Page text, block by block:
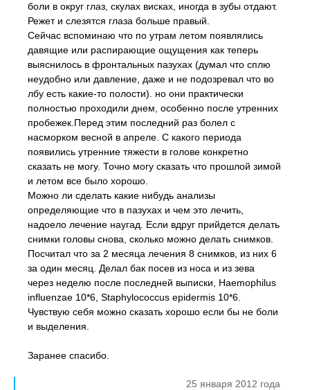
боли в округ глаз, скулах висках, иногда в зубы отдают.
Режет и слезятся глаза больше правый.
Сейчас вспоминаю что по утрам летом появлялись
давящие или распирающие ощущения как теперь
выяснилось в фронтальных пазухах (думал что сплю
неудобно или давление, даже и не подозревал что во
лбу есть какие-то полости). но они практически
полностью проходили днем, особенно после утренних
пробежек.Перед этим последний раз болел с
насморком весной в апреле. С какого периода
появились утренние тяжести в голове конкретно
сказать не могу. Точно могу сказать что прошлой зимой
и летом все было хорошо.
Можно ли сделать какие нибудь анализы
определяющие что в пазухах и чем это лечить,
надоело лечение наугад. Если вдруг прийдется делать
снимки головы снова, сколько можно делать снимков.
Посчитал что за 2 месяца лечения 8 снимков, из них 6
за один месяц. Делал бак посев из носа и из зева
через неделю после последней выписки, Haemophilus
influenzae 10*6, Staphylococcus epidermis 10*6.
Чувствую себя можно сказать хорошо если бы не боли
и выделения.
Заранее спасибо.
25 января 2012 года